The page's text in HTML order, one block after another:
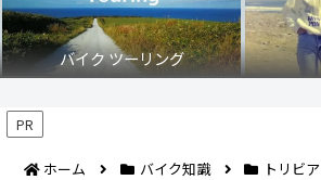
バイク ツーリング
PR
ホーム バイク知識 トリビア